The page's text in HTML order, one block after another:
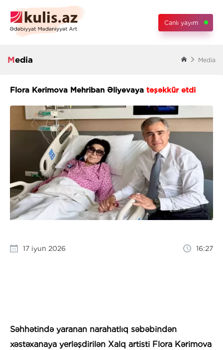
Canlı yayım
Media Media
Flora Kərimova Mehriban Əliyevaya təşəkkür etdi
17 iyun 2026 16:27
Səhhətində yaranan narahatlıq səbəbindən
xəstəxanaya yerləşdirilən Xalq artisti Flora Kərimova